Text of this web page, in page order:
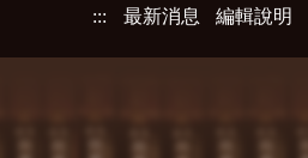
::: 最新消息 編輯說明